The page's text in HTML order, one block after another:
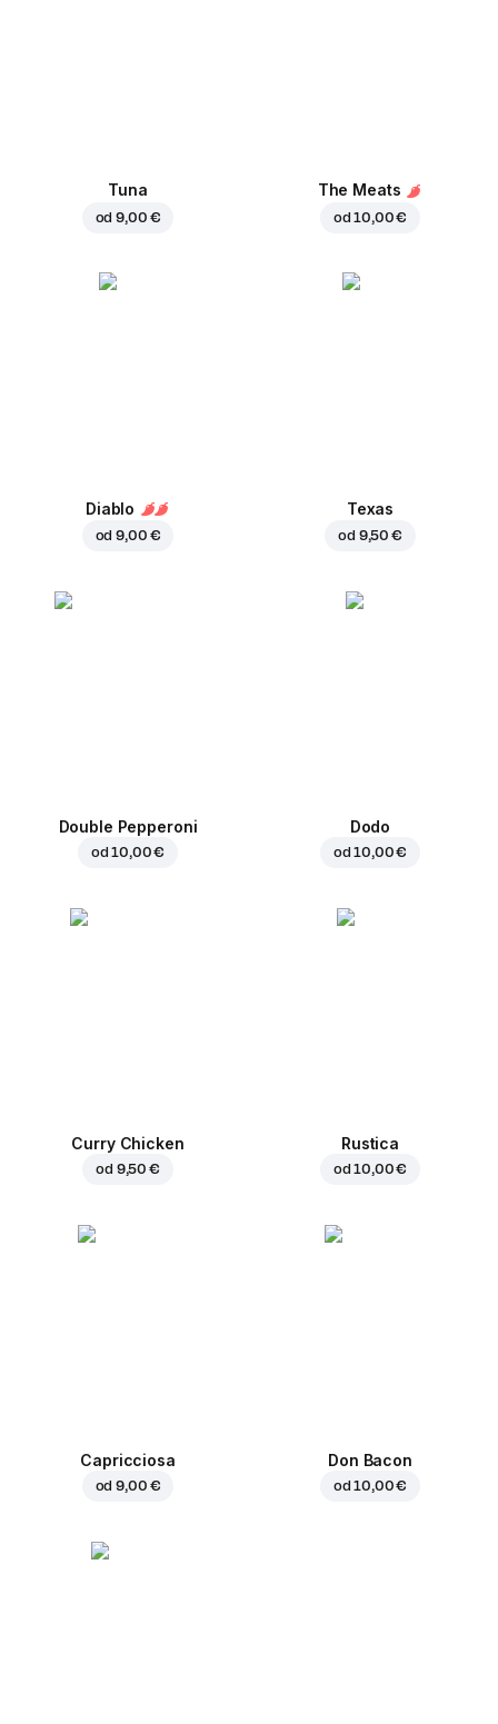
Tuna
od9,00 €
The Meats
od10,00 €
Diablo
od9,00 €
Texas
od 9,50 €
Double Pepperoni
od10,00 €
Dodo
od10,00 €
Curry Chicken
od 9,50 €
Rustica
od10,00 €
Capricciosa
od9,00 €
Don Bacon
od10,00 €